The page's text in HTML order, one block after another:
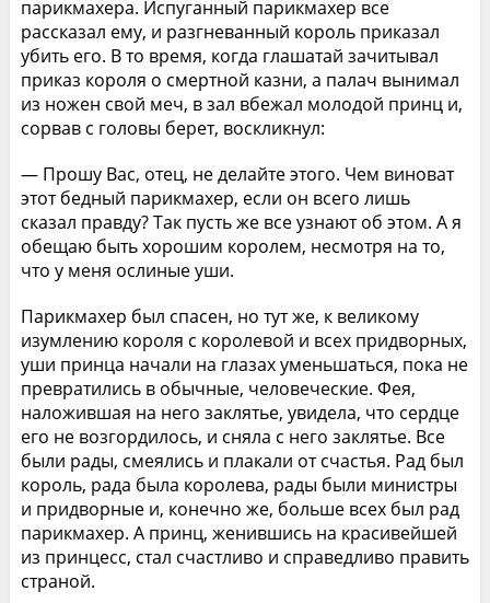
парикмахера. Испуганный парикмахер все
рассказал ему, и разгневанный король приказал
убить его. В то время, когда глашатай зачитывал
приказ короля о смертной казни, а палач вынимал
из ножен свой меч, в зал вбежал молодой принц и,
сорвав с головы берет, воскликнул:
— Прошу Вас, отец, не делайте этого. Чем виноват
этот бедный парикмахер, если он всего лишь
сказал правду? Так пусть же все узнают об этом. А я
обещаю быть хорошим королем, несмотря на то,
что у меня ослиные уши.
Парикмахер был спасен, но тут же, к великому
изумлению короля с королевой и всех придворных,
уши принца начали на глазах уменьшаться, пока не
превратились в обычные, человеческие. Фея,
наложившая на него заклятье, увидела, что сердце
его не возгордилось, и сняла с него заклятье. Все
были рады, смеялись и плакали от счастья. Рад был
король, рада была королева, рады были министры
и придворные и, конечно же, больше всех был рад
парикмахер. А принц, женившись на красивейшей
из принцесс, стал счастливо и справедливо править
страной.